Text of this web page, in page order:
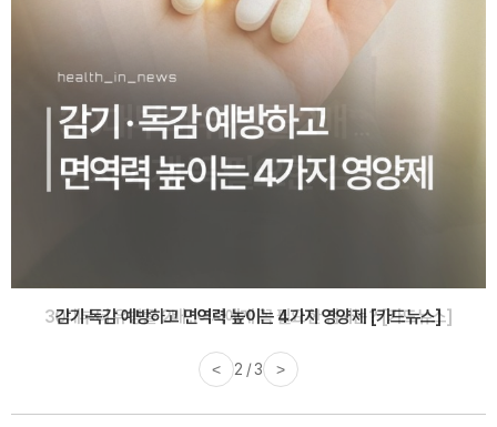
감기·독감 예방하고 면역력 높이는 4가지 영양제 [카드뉴스]
< 3 / 3 >